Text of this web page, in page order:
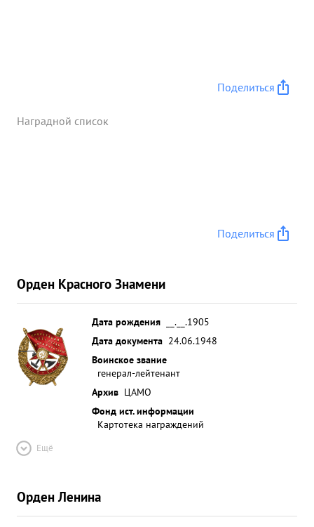
Поделиться
Наградной список
Поделиться
Орден Красного Знамени
Дата рождения
__.__.1905
Дата документа 24.06.1948
Воинское звание
генерал-лейтенант
Архив ЦАМО
Фонд ист. информации
Картотека награждений
Ещё
Орден Ленина